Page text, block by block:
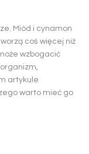
Miód i cynamon
coś więcej niż
wzbogacić
artykule
warto mieć go